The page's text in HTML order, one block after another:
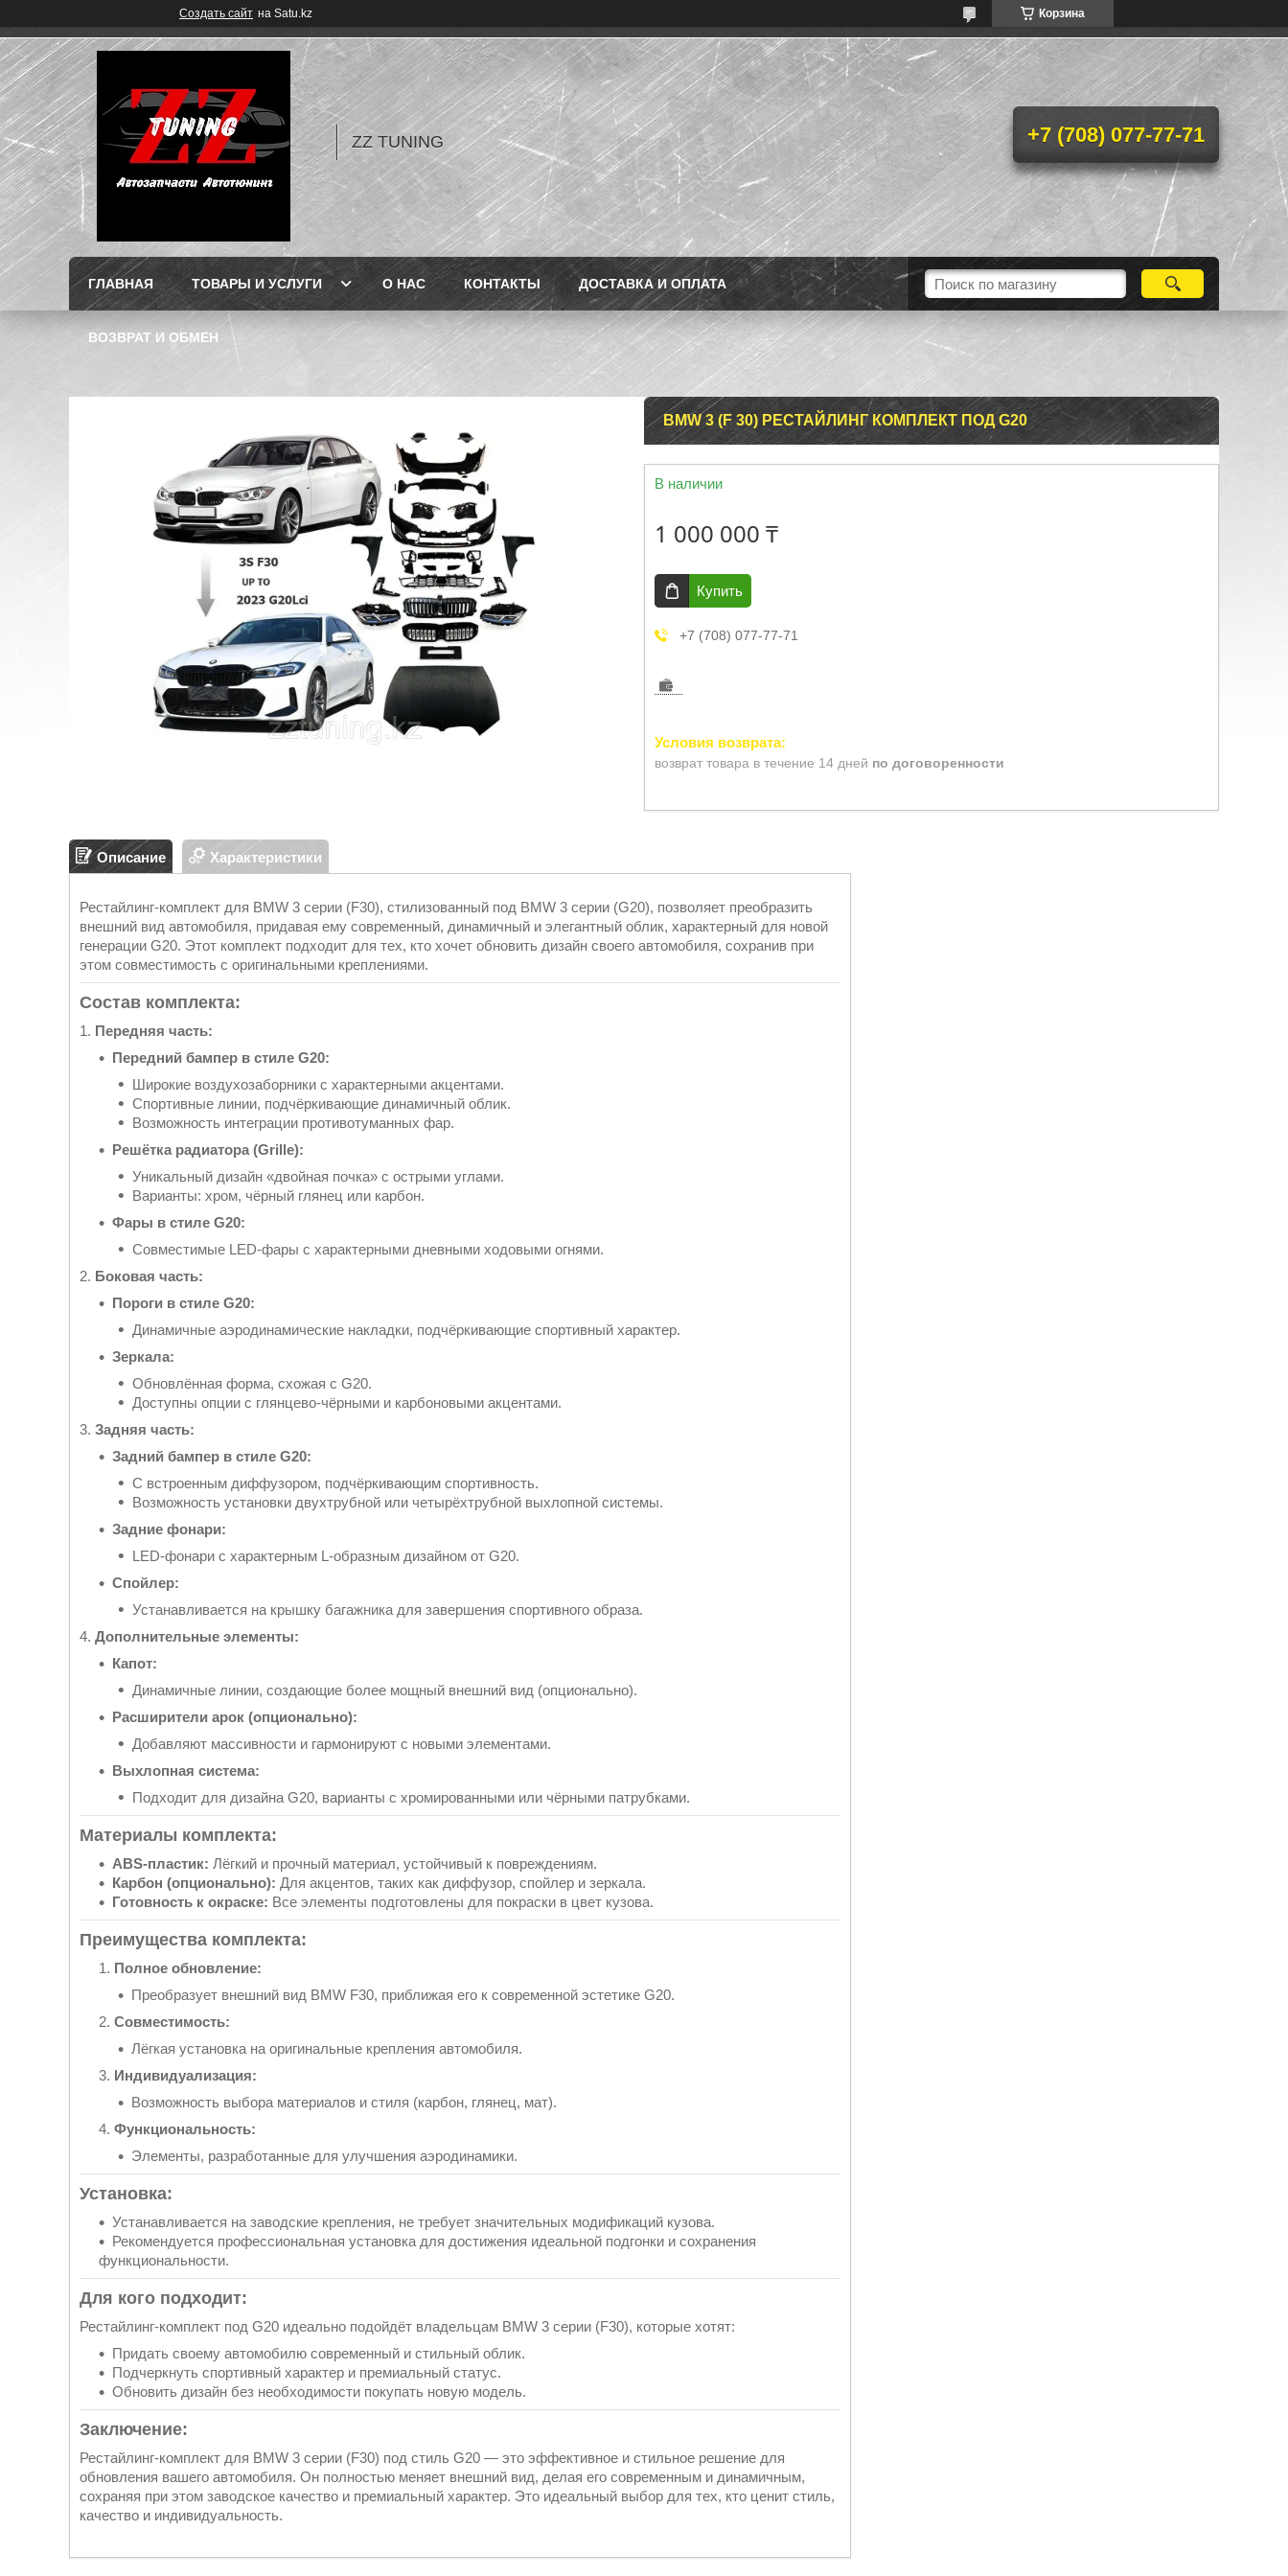
Создать сайт на Satu.kz Корзина
ZZ TUNING +7 (708) 077-77-71
ГЛАВНАЯ ТОВАРЫ И УСЛУГИ О НАС КОНТАКТЫ ДОСТАВКА И ОПЛАТА
ВОЗВРАТ И ОБМЕН
BMW 3 (F 30) РЕСТАЙЛИНГ КОМПЛЕКТ ПОД G20
В наличии
1 000 000 ₸
Купить
+7 (708) 077-77-71
возврат товара в течение 14 дней по договоренности
Описание Характеристики
Рестайлинг-комплект для BMW 3 серии (F30), стилизованный под BMW 3 серии (G20), позволяет преобразить
внешний вид автомобиля, придавая ему современный, динамичный и элегантный облик, характерный для новой
генерации G20. Этот комплект подходит для тех, кто хочет обновить дизайн своего автомобиля, сохранив при
этом совместимость с оригинальными креплениями.
Состав комплекта:
1. Передняя часть:
Передний бампер в стиле G20:
Широкие воздухозаборники с характерными акцентами.
Спортивные линии, подчёркивающие динамичный облик.
Возможность интеграции противотуманных фар.
Решётка радиатора (Grille):
Уникальный дизайн «двойная почка» с острыми углами.
Варианты: хром, чёрный глянец или карбон.
Фары в стиле G20:
Совместимые LED-фары с характерными дневными ходовыми огнями.
2. Боковая часть:
Пороги в стиле G20:
Динамичные аэродинамические накладки, подчёркивающие спортивный характер.
Зеркала:
Обновлённая форма, схожая с G20.
Доступны опции с глянцево-чёрными и карбоновыми акцентами.
3. Задняя часть:
Задний бампер в стиле G20:
С встроенным диффузором, подчёркивающим спортивность.
Возможность установки двухтрубной или четырёхтрубной выхлопной системы.
Задние фонари:
LED-фонари с характерным L-образным дизайном от G20.
Спойлер:
Устанавливается на крышку багажника для завершения спортивного образа.
4. Дополнительные элементы:
Капот:
Динамичные линии, создающие более мощный внешний вид (опционально).
Расширители арок (опционально):
Добавляют массивности и гармонируют с новыми элементами.
Выхлопная система:
Подходит для дизайна G20, варианты с хромированными или чёрными патрубками.
Материалы комплекта:
ABS-пластик: Лёгкий и прочный материал, устойчивый к повреждениям.
Карбон (опционально): Для акцентов, таких как диффузор, спойлер и зеркала.
Готовность к окраске: Все элементы подготовлены для покраски в цвет кузова.
Преимущества комплекта:
Полное обновление:
Преобразует внешний вид BMW F30, приближая его к современной эстетике G20.
Совместимость:
Лёгкая установка на оригинальные крепления автомобиля.
Индивидуализация:
Возможность выбора материалов и стиля (карбон, глянец, мат).
Функциональность:
Элементы, разработанные для улучшения аэродинамики.
Установка:
Устанавливается на заводские крепления, не требует значительных модификаций кузова.
Рекомендуется профессиональная установка для достижения идеальной подгонки и сохранения
функциональности.
Для кого подходит:
Рестайлинг-комплект под G20 идеально подойдёт владельцам BMW 3 серии (F30), которые хотят:
Придать своему автомобилю современный и стильный облик.
Подчеркнуть спортивный характер и премиальный статус.
Обновить дизайн без необходимости покупать новую модель.
Заключение:
Рестайлинг-комплект для BMW 3 серии (F30) под стиль G20 — это эффективное и стильное решение для
обновления вашего автомобиля. Он полностью меняет внешний вид, делая его современным и динамичным,
сохраняя при этом заводское качество и премиальный характер. Это идеальный выбор для тех, кто ценит стиль,
качество и индивидуальность.